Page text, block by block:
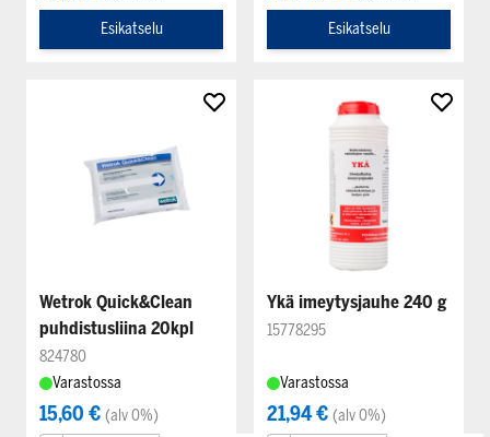
Esikatselu
Esikatselu
Wetrok Quick&Clean
puhdistusliina 20kpl
824780
Varastossa
15,60 € (alv 0%)
Ykä imeytysjauhe 240 g
15778295
Varastossa
21,94 € (alv 0%)